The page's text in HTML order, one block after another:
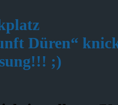
Düren“
;)